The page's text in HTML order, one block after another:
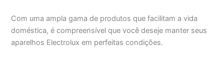
Com uma ampla gama de produtos que facilitam a vida
doméstica, é compreensível que você deseje manter seus
aparelhos Electrolux em perfeitas condições.